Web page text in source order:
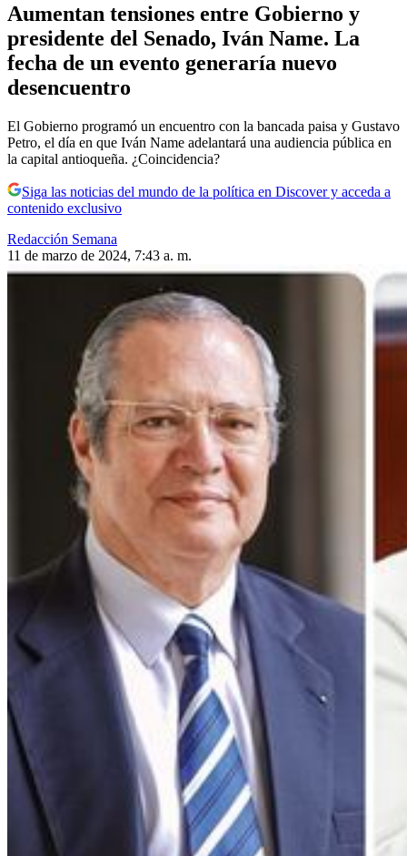
Aumentan tensiones entre Gobierno y
presidente del Senado, Iván Name. La
fecha de un evento generaría nuevo
desencuentro
El Gobierno programó un encuentro con la bancada paisa y Gustavo
Petro, el día en que Iván Name adelantará una audiencia pública en
la capital antioqueña. ¿Coincidencia?
Siga las noticias del mundo de la política en Discover y acceda a
contenido exclusivo
Redacción Semana
11 de marzo de 2024, 7:43 a. m.